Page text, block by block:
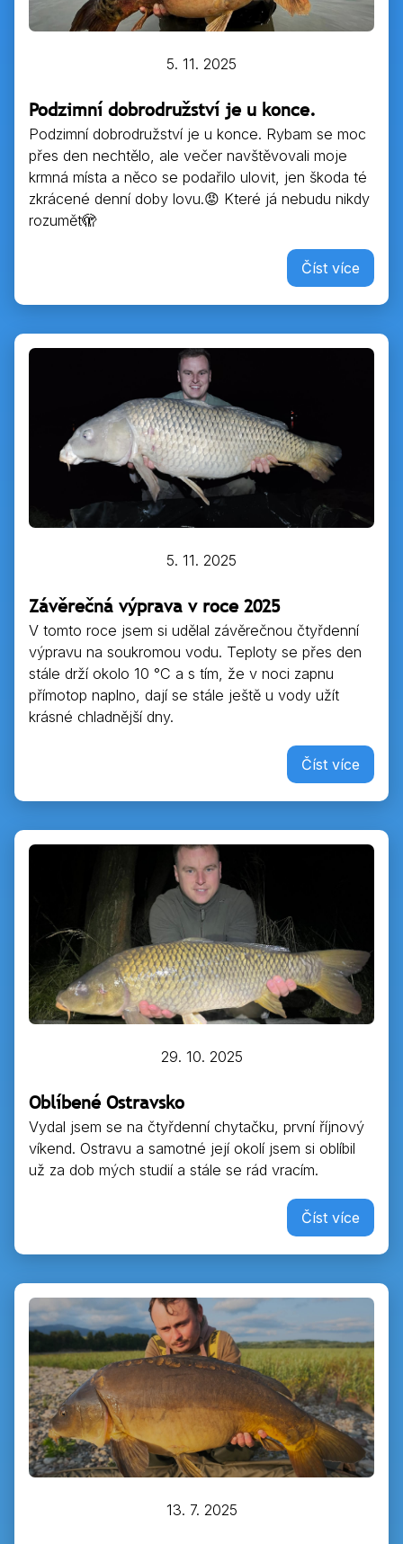
5. 11. 2025
Podzimní dobrodružství je u konce.
Podzimní dobrodružství je u konce. Rybam se moc
přes den nechtělo, ale večer navštěvovali moje
krmná místa a něco se podařilo ulovit, jen škoda té
zkrácené denní doby lovu.😡 Které já nebudu nikdy
rozumět🫣
Číst více
5. 11. 2025
Závěrečná výprava v roce 2025
V tomto roce jsem si udělal závěrečnou čtyřdenní
výpravu na soukromou vodu. Teploty se přes den
stále drží okolo 10 °C a s tím, že v noci zapnu
přímotop naplno, dají se stále ještě u vody užít
krásné chladnější dny.
Číst více
29. 10. 2025
Oblíbené Ostravsko
Vydal jsem se na čtyřdenní chytačku, první říjnový
víkend. Ostravu a samotné její okolí jsem si oblíbil
už za dob mých studií a stále se rád vracím.
Číst více
13. 7. 2025